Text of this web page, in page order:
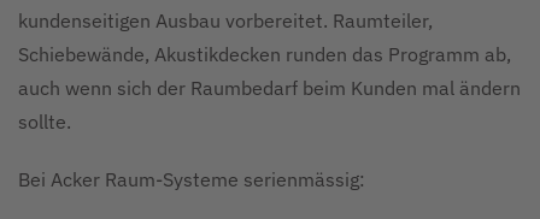
kundenseitigen Ausbau vorbereitet. Raumteiler,
Schiebewände, Akustikdecken runden das Programm ab,
auch wenn sich der Raumbedarf beim Kunden mal ändern
sollte.
Bei Acker Raum-Systeme serienmässig: